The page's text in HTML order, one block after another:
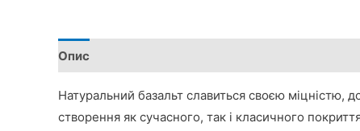
Опис
Натуральний базальт славиться своєю міцністю,
створення як сучасного, так і класичного